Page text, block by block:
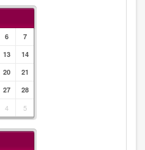
6
7
13
14
20
21
27
28
4 5